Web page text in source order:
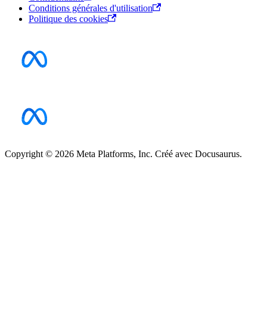
Conditions générales d'utilisation
Politique des cookies
Copyright © 2026 Meta Platforms, Inc. Créé avec Docusaurus.